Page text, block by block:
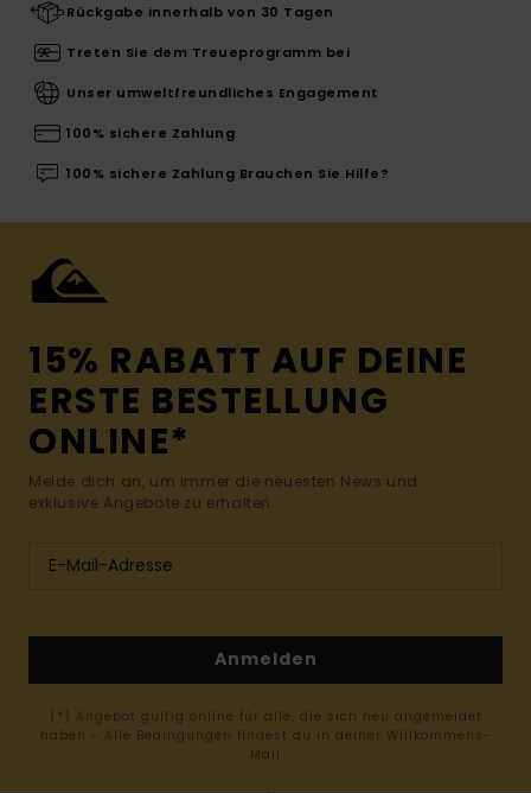
Rückgabe innerhalb von 30 Tagen
Treten Sie dem Treueprogramm bei
Unser umweltfreundliches Engagement
100% sichere Zahlung
100% sichere Zahlung Brauchen Sie Hilfe?
15% RABATT AUF DEINE
ERSTE BESTELLUNG
ONLINE*
Melde dich an, um immer die neuesten News und
exklusive Angebote zu erhalten.
Anmelden
(*) Angebot gültig online für alle, die sich neu angemeldet
haben - Alle Bedingungen findest du in deiner Willkommens-
Mail